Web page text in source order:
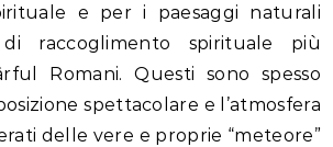
e per i paesaggi naturali
raccoglimento spirituale più
Romani. Questi sono spesso
spettacolare e l’atmosfera
delle vere e proprie “meteore”